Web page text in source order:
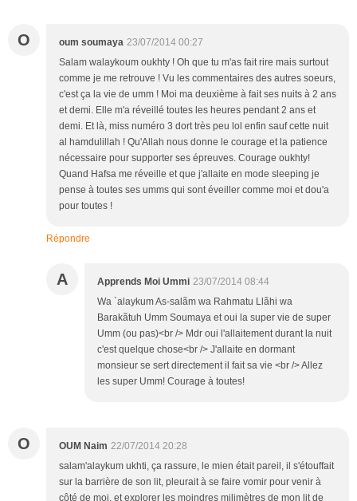
O oum soumaya 23/07/2014 00:27
Salam walaykoum oukhty ! Oh que tu m'as fait rire mais surtout
comme je me retrouve ! Vu les commentaires des autres soeurs,
c'est ça la vie de umm ! Moi ma deuxième à fait ses nuits à 2 ans
et demi. Elle m'a réveillé toutes les heures pendant 2 ans et
demi. Et là, miss numéro 3 dort très peu lol enfin sauf cette nuit
al hamdulillah ! Qu'Allah nous donne le courage et la patience
nécessaire pour supporter ses épreuves. Courage oukhty!
Quand Hafsa me réveille et que j'allaite en mode sleeping je
pense à toutes ses umms qui sont éveiller comme moi et dou'a
pour toutes !
Répondre
A Apprends Moi Ummi 23/07/2014 08:44
Wa `alaykum As-salãm wa Rahmatu Llãhi wa
Barakãtuh Umm Soumaya et oui la super vie de super
Umm (ou pas)<br /> Mdr oui l'allaitement durant la nuit
c'est quelque chose<br /> J'allaite en dormant
monsieur se sert directement il fait sa vie <br /> Allez
les super Umm! Courage à toutes!
O OUM Naim 22/07/2014 20:28
salam'alaykum ukhti, ça rassure, le mien était pareil, il s'étouffait
sur la barrière de son lit, pleurait à se faire vomir pour venir à
côté de moi, et explorer les moindres milimètres de mon lit de